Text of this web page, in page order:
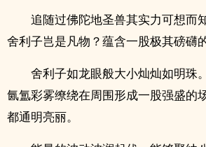
追随过佛陀地圣兽其实力可想而
舍利子岂是凡物？蕴含一股极其磅礴
舍利子如龙眼般大小灿灿如明珠
氤氲彩雾缭绕在周围形成一股强盛的
都通明亮丽。